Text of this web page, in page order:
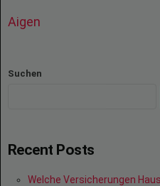
Aigen
Suchen
Recent Posts
Welche Versicherungen